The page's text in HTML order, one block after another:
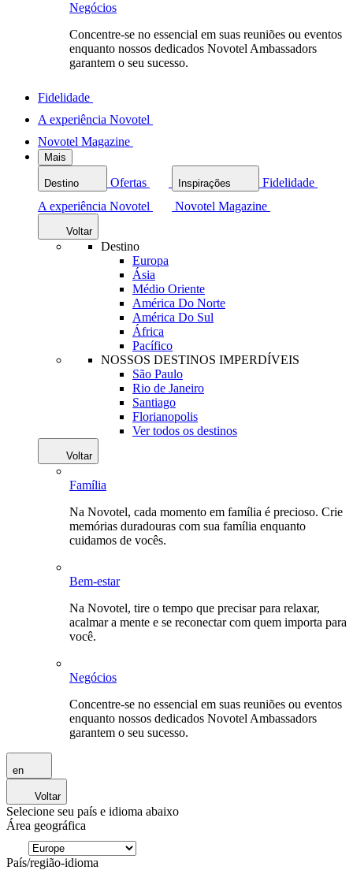
Negócios
Concentre-se no essencial em suas reuniões ou eventos
enquanto nossos dedicados Novotel Ambassadors
garantem o seu sucesso.
Fidelidade
A experiência Novotel
Novotel Magazine
Mais
Destino Ofertas Inspirações
Fidelidade
A experiência Novotel
Novotel Magazine
Voltar
Destino
Europa
Ásia
Médio Oriente
América Do Norte
América Do Sul
África
Pacífico
NOSSOS DESTINOS IMPERDÍVEIS
São Paulo
Rio de Janeiro
Santiago
Florianopolis
Ver todos os destinos
Voltar
Família
Na Novotel, cada momento em família é precioso. Crie
memórias duradouras com sua família enquanto
cuidamos de vocês.
Bem-estar
Na Novotel, tire o tempo que precisar para relaxar,
acalmar a mente e se reconectar com quem importa para
você.
Negócios
Concentre-se no essencial em suas reuniões ou eventos
enquanto nossos dedicados Novotel Ambassadors
garantem o seu sucesso.
en
Voltar
Selecione seu país e idioma abaixo
Área geográfica
País/região-idioma